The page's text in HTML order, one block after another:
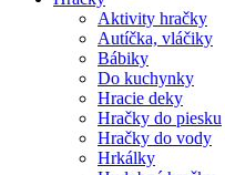
Aktivity hračky
Autíčka, vláčiky
Bábiky
Do kuchynky
Hracie deky
Hračky do piesku
Hračky do vody
Hrkálky